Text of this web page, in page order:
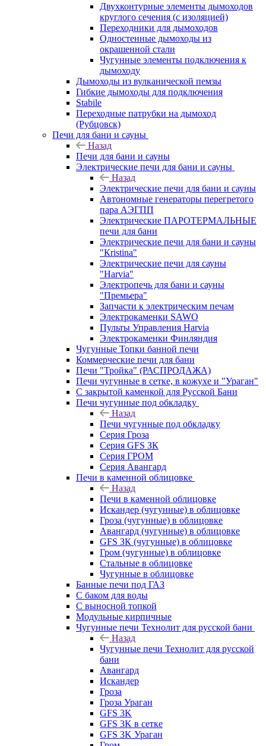
Двухконтурные элементы дымоходов
круглого сечения (с изоляцией)
Переходники для дымоходов
Одностенные дымоходы из
окрашенной стали
Чугунные элементы подключения к
дымоходу
Дымоходы из вулканической пемзы
Гибкие дымоходы для подключения
Stabile
Переходные патрубки на дымоход
(Рубцовск)
Печи для бани и сауны
Назад
Печи для бани и сауны
Электрические печи для бани и сауны
Назад
Электрические печи для бани и сауны
Автономные генераторы перегретого
пара АЭГПП
Электрические ПАРОТЕРМАЛЬНЫЕ
печи для бани
Электрические печи для бани и сауны
"Кristina"
Электрические печи для сауны
"Harvia"
Электропечь для бани и сауны
"Премьера"
Запчасти к электрическим печам
Электрокаменки SAWO
Пульты Управления Harvia
Электрокаменки Финляндия
Чугунные Топки банной печи
Коммерческие печи для бани
Печи "Тройка" (РАСПРОДАЖА)
Печи чугунные в сетке, в кожухе и "Ураган"
С закрытой каменкой для Русской Бани
Печи чугунные под обкладку
Назад
Печи чугунные под обкладку
Серия Гроза
Серия GFS ЗК
Серия ГРОМ
Серия Авангард
Печи в каменной облицовке
Назад
Печи в каменной облицовке
Искандер (чугунные) в облицовке
Гроза (чугунные) в облицовке
Авангард (чугунные) в облицовке
GFS ЗК (чугунные) в облицовке
Гром (чугунные) в облицовке
Стальные в облицовке
Чугунные в облицовке
Банные печи под ГАЗ
С баком для воды
С выносной топкой
Модульные кирпичные
Чугунные печи Технолит для русской бани
Назад
Чугунные печи Технолит для русской
бани
Авангард
Искандер
Гроза
Гроза Ураган
GFS 3K
GFS 3K в сетке
GFS 3K Ураган